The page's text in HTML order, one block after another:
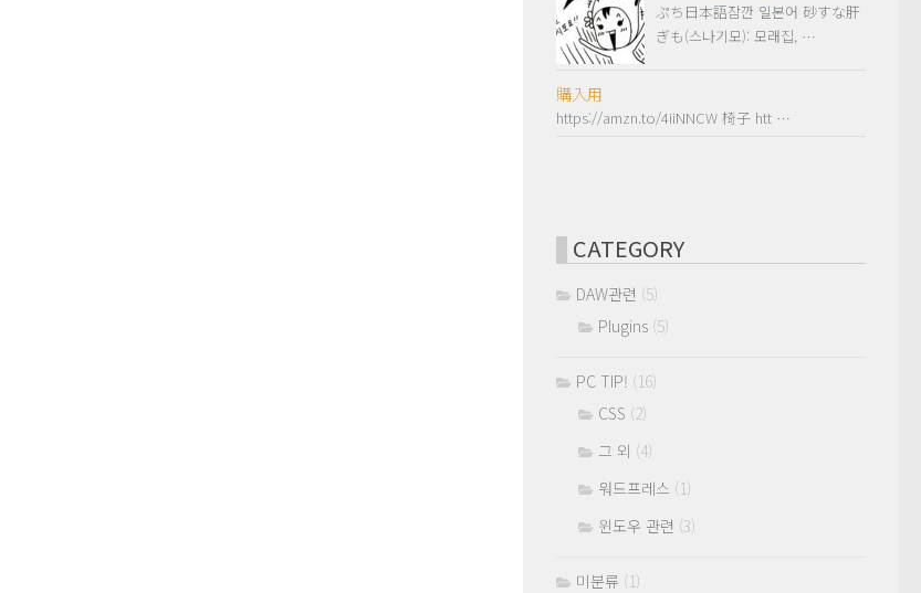
ぷち日本語잠깐 일본어 砂すな肝
ぎも(스나기모): 모래집, …
購入用
https://amzn.to/4iiNNCW 椅子 htt …
CATEGORY
DAW관련 (5)
Plugins (5)
PC TIP! (16)
CSS (2)
그 외 (4)
워드프레스 (1)
윈도우 관련 (3)
미분류 (1)